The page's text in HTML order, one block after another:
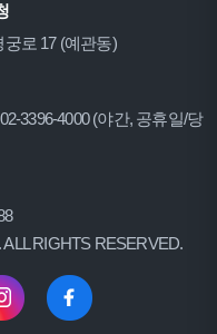
궁로 17 (예관동)
3396-4000 (야간, 공휴일/당
RIGHTS RESERVED.